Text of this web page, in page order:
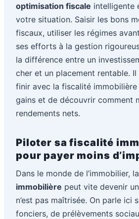
optimisation fiscale intelligente
votre situation. Saisir les bons
fiscaux, utiliser les régimes
ses efforts à la gestion
la différence entre un
cher et un placement rentable. Il
finir avec la fiscalité
gains et de découvrir comment
rendements nets.
Piloter sa fiscalité
pour payer moins
Dans le monde de l’immobilier, la
immobilière peut vite devenir
n’est pas maîtrisée. On parle ici
fonciers, de prélèvements